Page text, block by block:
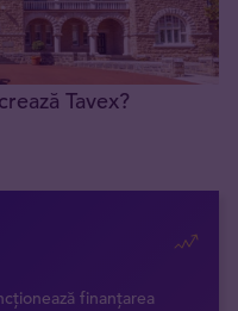
Tavex?
finanțarea